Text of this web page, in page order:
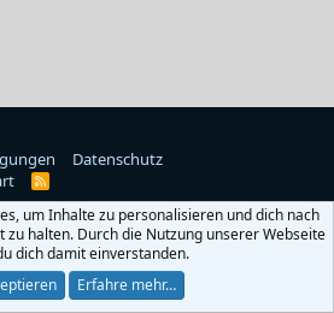
Datenschutz
R
S
um Inhalte zu personalisieren und dich nach
halten. Durch die Nutzung unserer Webseite
dich damit einverstanden.
Erfahre mehr…